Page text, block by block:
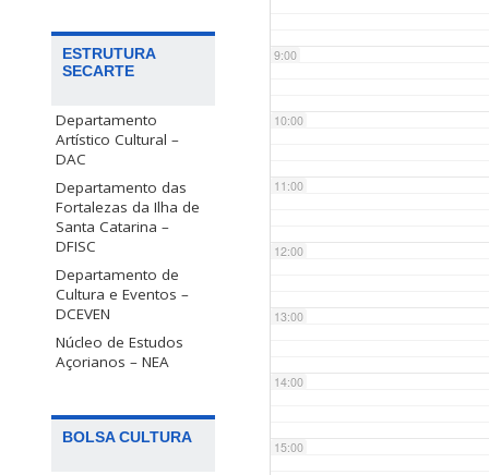
ESTRUTURA
SECARTE
Departamento
Artístico Cultural –
DAC
Departamento das
Fortalezas da Ilha de
Santa Catarina –
DFISC
Departamento de
Cultura e Eventos –
DCEVEN
Núcleo de Estudos
Açorianos – NEA
BOLSA CULTURA
9:00
10:00
11:00
12:00
13:00
14:00
15:00